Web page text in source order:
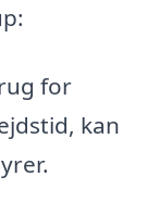
for
kan